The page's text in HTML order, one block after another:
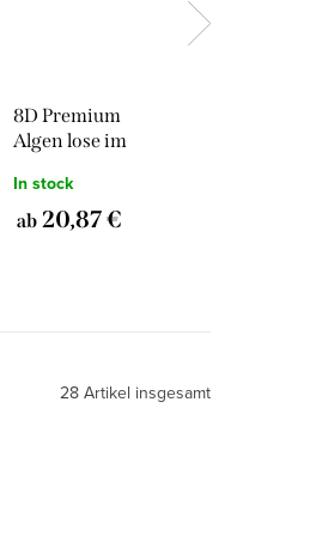
8D Premium
Algen lose im
Stk
In stock
ab 20,87 €
28 Artikel insgesamt